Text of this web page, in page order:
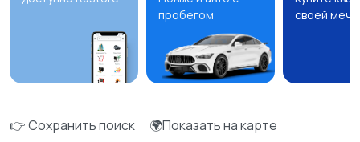
пробегом
своей
👉 Сохранить поиск
🌍Показать на карте